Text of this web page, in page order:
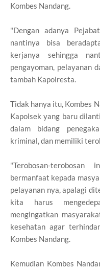
Kombes Nandang.
"Dengan adanya
nantinya bisa
kerjanya sehingga
pengayoman, pelayanan
tambah Kapolresta.
Tidak hanya itu, Kombes
Kapolsek yang baru
dalam bidang
kriminal, dan memiliki
"Terobosan-
bermanfaat kepada
pelayanan nya, apalagi
kita harus
mengingatkan
kesehatan agar
Kombes Nandang.
Kemudian Kombes